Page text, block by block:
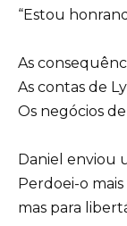
“Estou
As
As contas de
Os negócios
Daniel enviou
Perdoei-o
mas para